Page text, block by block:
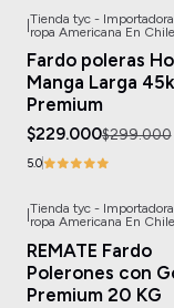
-23%OFF
Tienda tyc - Importadora
ropa Americana En Chile
Fardo poleras
Manga Larga
Premium
$229.000$299.000
5.0
-41%OFF
Tienda tyc - Importadora
ropa Americana En Chile
REMATE Fardo
Polerones con
Premium 20 KG